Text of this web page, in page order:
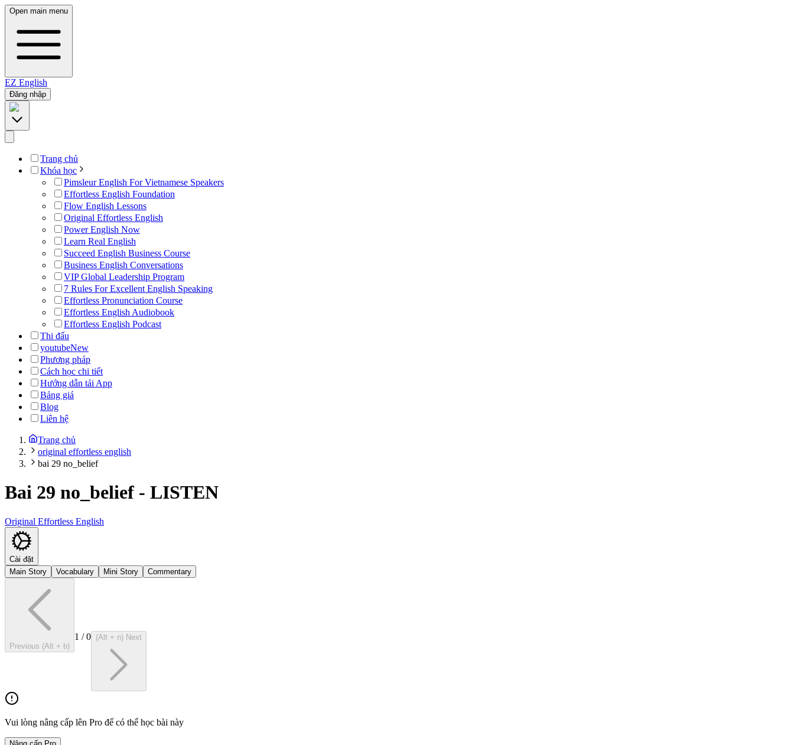
Open main menu
EZ English
Đăng nhập
Trang chủ
Khóa học
Pimsleur English For Vietnamese Speakers
Effortless English Foundation
Flow English Lessons
Original Effortless English
Power English Now
Learn Real English
Succeed English Business Course
Business English Conversations
VIP Global Leadership Program
7 Rules For Excellent English Speaking
Effortless Pronunciation Course
Effortless English Audiobook
Effortless English Podcast
Thi đấu
youtubeNew
Phương pháp
Cách học chi tiết
Hướng dẫn tải App
Bảng giá
Blog
Liên hệ
Trang chủ
original effortless english
bai 29 no_belief
Bai 29 no_belief - LISTEN
Original Effortless English
Cài đặt
Main Story
Vocabulary Mini Story Commentary
Previous (Alt + b)
1 /0 (Alt + n) Next
Vui lòng nâng cấp lên Pro để có thể học bài này